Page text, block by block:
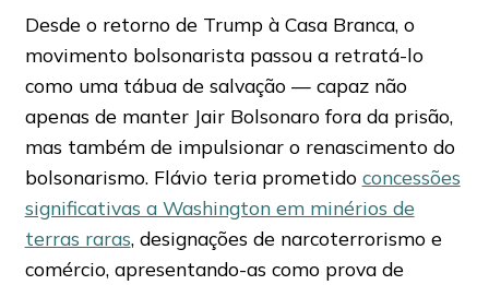
Desde o retorno de Trump à Casa Branca, o
movimento bolsonarista passou a retratá-lo
como uma tábua de salvação — capaz não
apenas de manter Jair Bolsonaro fora da prisão,
mas também de impulsionar o renascimento do
bolsonarismo. Flávio teria prometido concessões
significativas a Washington em minérios de
terras raras, designações de narcoterrorismo e
comércio, apresentando-as como prova de